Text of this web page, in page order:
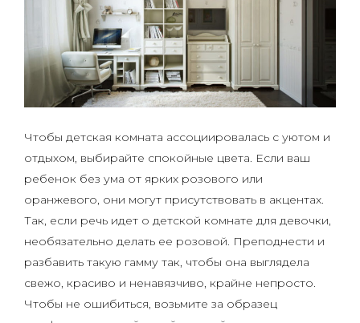
Чтобы детская комната ассоциировалась с уютом и
отдыхом, выбирайте спокойные цвета. Если ваш
ребенок без ума от ярких розового или
оранжевого, они могут присутствовать в акцентах.
Так, если речь идет о детской комнате для девочки,
необязательно делать ее розовой. Преподнести и
разбавить такую гамму так, чтобы она выглядела
свежо, красиво и ненавязчиво, крайне непросто.
Чтобы не ошибиться, возьмите за образец